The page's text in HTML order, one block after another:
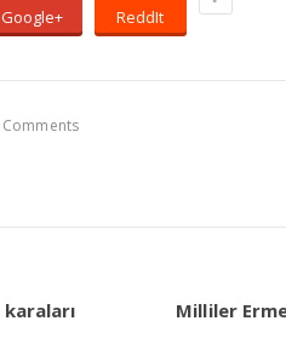
Google+ ReddIt
Comments
Milliler